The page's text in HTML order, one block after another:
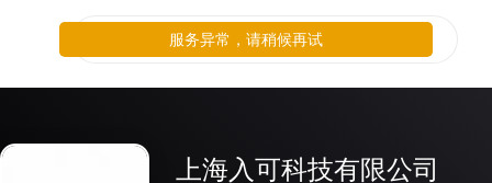
上海入可科技有限公司
服务异常，请稍候再试